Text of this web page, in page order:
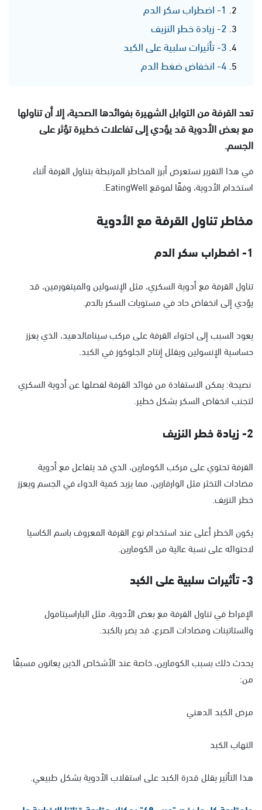
1- اضطراب سكر الدم
2- زيادة خطر النزيف
3- تأثيرات سلبية على الكبد
4- انخفاض ضغط الدم
تعد القرفة من التوابل الشهيرة بفوائدها الصحية، إلا أن تناولها
مع بعض الأدوية قد يؤدي إلى تفاعلات خطيرة تؤثر على
الجسم.
في هذا التقرير نستعرض أبرز المخاطر المرتبطة بتناول القرفة أثناء
استخدام الأدوية، وفقًا لموقع EatingWell.
مخاطر تناول القرفة مع الأدوية
1- اضطراب سكر الدم
تناول القرفة مع أدوية السكري، مثل الإنسولين والميتفورمين، قد
يؤدي إلى انخفاض حاد في مستويات السكر بالدم.
يعود السبب إلى احتواء القرفة على مركب سينامالدهيد، الذي يعزز
حساسية الإنسولين ويقلل إنتاج الجلوكوز في الكبد.
نصيحة: يمكن الاستفادة من فوائد القرفة لفصلها عن أدوية السكري
لتجنب انخفاض السكر بشكل خطير.
2- زيادة خطر النزيف
القرفة تحتوي على مركب الكومارين، الذي قد يتفاعل مع أدوية
مضادات التخثر مثل الوارفارين، مما يزيد كمية الدواء في الجسم ويعزز
خطر النزيف.
يكون الخطر أعلى عند استخدام نوع القرفة المعروف باسم الكاسيا
لاحتوائه على نسبة عالية من الكومارين.
3- تأثيرات سلبية على الكبد
الإفراط في تناول القرفة مع بعض الأدوية، مثل الباراسيتامول
والستاتينات ومضادات الصرع، قد يضر بالكبد.
يحدث ذلك بسبب الكومارين، خاصة عند الأشخاص الذين يعانون مسبقًا
من:
مرض الكبد الدهني
التهاب الكبد
هذا التأثير يقلل قدرة الكبد على استقلاب الأدوية بشكل طبيعي.